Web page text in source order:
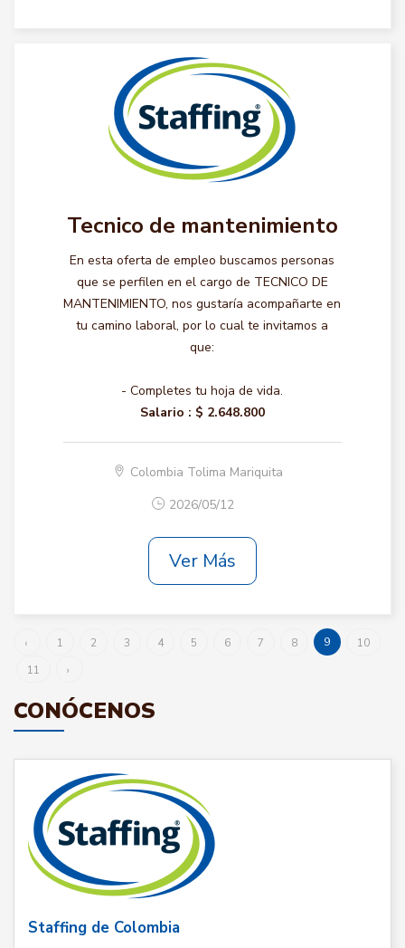
Tecnico de mantenimiento
En esta oferta de empleo buscamos personas
que se perfilen en el cargo de TECNICO DE
MANTENIMIENTO, nos gustaría acompañarte en
tu camino laboral, por lo cual te invitamos a
que:
- Completes tu hoja de vida.
Salario : $ 2.648.800
Colombia Tolima Mariquita
2026/05/12
Ver Más
‹ 1 2 3 4 5 6 7 8 9
10
11
›
CONÓCENOS
Staffing de Colombia